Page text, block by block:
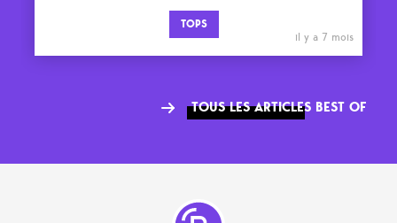
TOPS
il y a 7 mois
TOUS LES ARTICLES BEST OF